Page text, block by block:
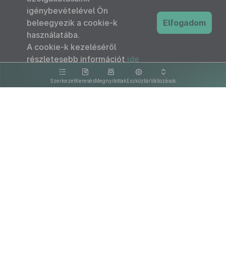
SzerkezetKeresésMegnyitottakEszköztárVáltozások
igénybevételével Ön
beleegyezik a cookie-k
használatába.
A cookie-k kezeléséről
részletesebb információt ide
kattintva olvashat.
Elfogadom